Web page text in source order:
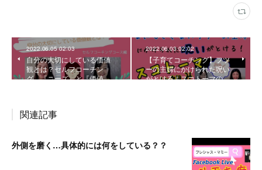
2022.06.05 02:03
自分の大切にしている価値
観とは？セルフコーチン
グ 『ニーズ』と『価値…
2022.06.03 02:02
【子育てコーチング】フツ
ーの主婦にかけられた呪い
がとける！スコトーマの…
関連記事
外側を磨く…具体的には何をしている？？